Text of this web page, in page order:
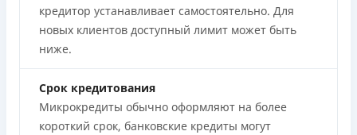
кредитор устанавливает самостоятельно. Для
новых клиентов доступный лимит может быть
ниже.
Срок кредитования
Микрокредиты обычно оформляют на более
короткий срок, банковские кредиты могут